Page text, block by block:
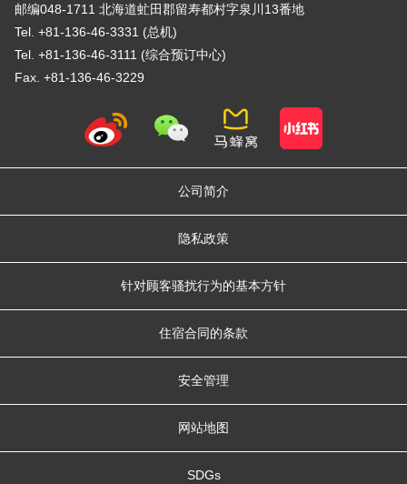
邮编048-1711 北海道虻田郡留寿都村字泉川13番地
Tel. +81-136-46-3331 (总机)
Tel. +81-136-46-3111 (综合预订中心)
Fax. +81-136-46-3229
公司简介
隐私政策
针对顾客骚扰行为的基本方针
住宿合同的条款
安全管理
网站地图
SDGs